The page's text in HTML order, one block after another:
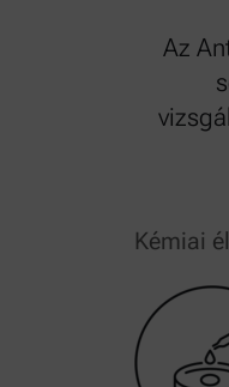
Az
Kémiai